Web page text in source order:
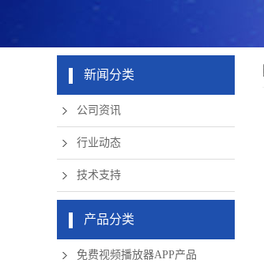
新闻分类
公司资讯
行业动态
技术支持
产品分类
免费视频播放器APP产品